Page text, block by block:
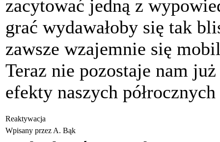
zacytować jedną z
grać wydawałoby się tak
zawsze wzajemnie się
Teraz nie pozostaje nam
efekty naszych
Reaktywacja
Wpisany przez A. Bąk